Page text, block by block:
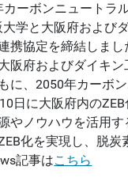
ーボンニュートラ
学と大阪府および
携協定を締結しまし
阪府およびダイキン
に、2050年カーボ
日に大阪府内の
やノウハウを活用
化を実現し、脱炭
記事はこちら